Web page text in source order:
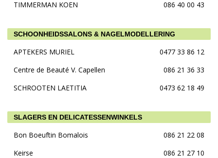
TIMMERMAN KOEN
086 40 00 43
SCHOONHEIDSSALONS & NAGELMODELLERING
APTEKERS MURIEL
0477 33 86 12
Centre de Beauté V. Capellen
086 21 36 33
SCHROOTEN LAETITIA
0473 62 18 49
SLAGERS EN DELICATESSENWINKELS
Bon Boeuftin Bomalois
086 21 22 08
Keirse
086 21 27 10